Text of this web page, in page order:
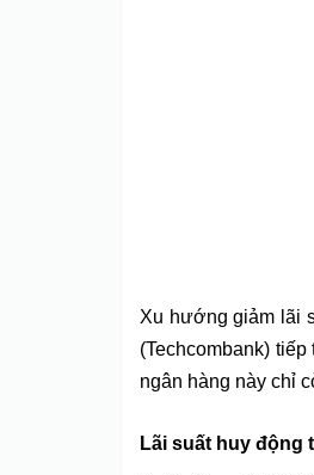
Xu hướng giảm lãi
(Techcombank)
ngân hàng này chỉ
Lãi suất huy động